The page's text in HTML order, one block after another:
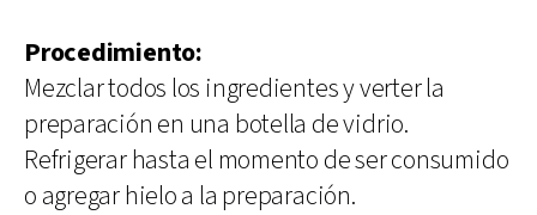
Procedimiento:
Mezclar todos los ingredientes y verter la
preparación en una botella de vidrio.
Refrigerar hasta el momento de ser consumido
o agregar hielo a la preparación.